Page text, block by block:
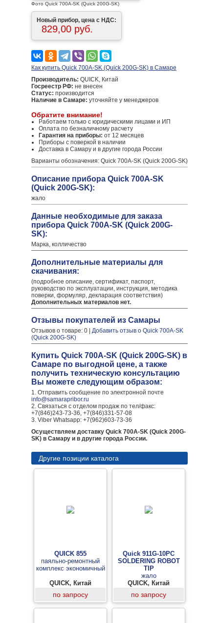
Фото Quick 700A-SK (Quick 200G-SK)
Новый прибор, цена с НДС:
829,00 руб.
Как купить Quick 700A-SK (Quick 200G-SK) в Самаре
Производитель: QUICK, Китай
Госреестр РФ: не внесен
Статус: производится
Наличие в Самаре: уточняйте у менеджеров
Обратите внимание!
Работаем только с юридическими лицами и ИП
Оплата по безналичному расчету
Гарантия на приборы: от 12 месяцев
Приборы с поверкой в наличии
Доставка в Самару и в другие города России
Варианты обозначения: Quick 700A-SK (Quick 200G-SK)
Описание прибора Quick 700A-SK
(Quick 200G-SK):
жало
Данные необходимые для заказа
прибора Quick 700A-SK (Quick 200G-
SK):
Марка, колличество
Дополнительные материалы для
скачивания:
(подробное описание, сертификат, паспорт,
руководство по эксплуатации, инструкция, методика
поверки, формуляр, декларация соответствия)
Дополнительных материалов нет.
Отзывы покупателей из Самары
Отзывов о товаре: 0 | Добавить отзыв о Quick 700A-SK
(Quick 200G-SK)
Купить Quick 700A-SK (Quick 200G-SK) в
Самаре по выгодной цене, а также
получить техническую консультацию
Вы можете следующим образом:
1. Отправить сообщение по электронной почте
info@samarapribor.ru
2. Связаться с отделом продаж по тел/факс:
+7(846)243-73-36, +7(846)331-57-08
3. Viber Whatsapp: +7(962)603-73-36
Осуществляем доставку Quick 700A-SK (Quick 200G-
SK) в Самару и в другие города России.
Другие позиции каталога
QUICK 855
паяльно-ремонтный
комплекс экономичный
QUICK, Китай
по запросу
Quick 911G-10PC
SOLDERING ROBOT
TIP
жало
QUICK, Китай
по запросу